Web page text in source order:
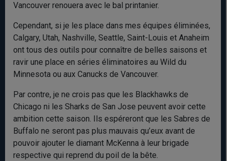
Vancouver renouera avec le bal printanier.
Cependant, si je les place dans mes équipes éliminées,
Calgary, Utah, Nashville, Seattle, Saint-Louis et Anaheim
ont tous des outils pour connaître de belles saisons et
ravir une place en séries éliminatoires au Wild du
Minnesota ou aux Canucks de Vancouver.
Par contre, je ne crois pas que les Blackhawks de
Chicago ni les Sharks de San Jose peuvent avoir cette
ambition cette saison. Ils espéreront que les Sabres de
Buffalo ne seront pas plus mauvais qu’eux avant de
pouvoir ajouter le diamant McKenna à leur brigade
respective qui reprend du poil de la bête.